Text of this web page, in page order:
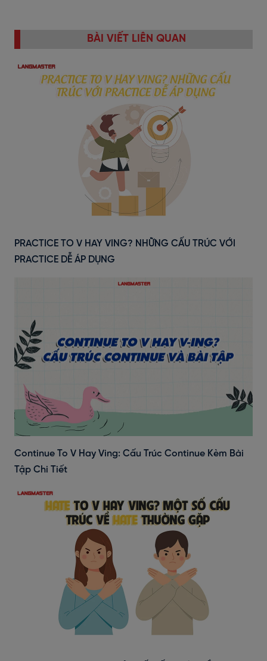
BÀI VIẾT LIÊN QUAN
PRACTICE TO V HAY VING? NHỮNG CẤU TRÚC VỚI
PRACTICE DỄ ÁP DỤNG
Continue To V Hay Ving: Cấu Trúc Continue Kèm Bài
Tập Chi Tiết